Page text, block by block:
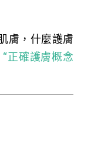
膚，什麼護膚
“正確護膚概念